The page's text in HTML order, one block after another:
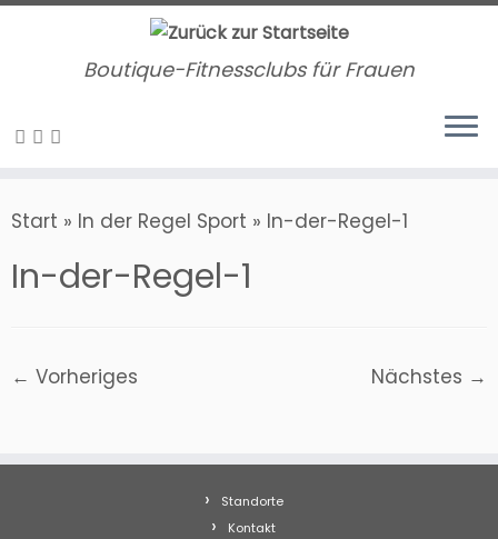
Zum
Boutique-Fitnessclubs für Frauen
Start » In der Regel Sport » In-der-Regel-1
In-der-Regel-1
← Vorheriges Nächstes →
Standorte
Kontakt